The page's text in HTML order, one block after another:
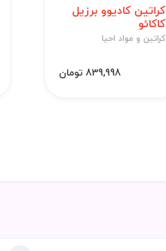
کراتین کادیوو برزیل
کاکائو
کراتین و مواد احیا
839,998 تومان